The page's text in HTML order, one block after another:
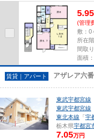
なります！こちらの物件はアパー...
5.95
(管理
敷：0
所在
間取
面積
賃貸｜アパート アザレア六
東武宇都宮線
東武宇都宮線
東北本線 「 宇
栃木県宇都宮
7.05万円